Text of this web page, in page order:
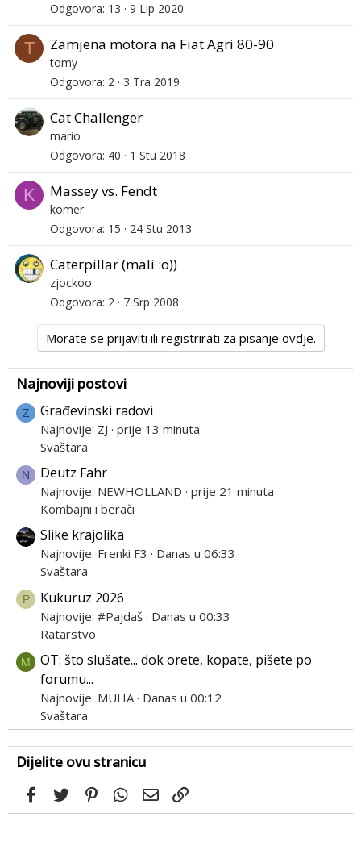
Odgovora 13 9 Lip 2020
T Zamjena motora na Fiat Agri 80-90
tomy
Odgovora 2 3 Tra 2019
Cat Challenger
mario
Odgovora 40 1 Stu 2018
K Massey vs. Fendt
komer
Odgovora 15 24 Stu 2013
Caterpillar (mali :o))
zjockoo
Odgovora 2 7 Srp 2008
Morate se prijaviti ili registrirati za pisanje ovdje.
Najnoviji postovi
Z Građevinski radovi
Najnovije: ZJ prije 13 minuta
Svaštara
N Deutz Fahr
Najnovije: NEWHOLLAND prije 21 minuta
Kombajni i berači
Slike krajolika
Najnovije: Frenki F3
Danas u 06:33
Svaštara
P Kukuruz 2026
Najnovije: #Pajdaš Danas u 00:33
Ratarstvo
M
OT: što slušate... dok orete, kopate, pišete po
forumu...
Najnovije: MUHA Danas u 00:12
Svaštara
Dijelite ovu stranicu
FacebookTwitterPinterestWhatsApp
Email